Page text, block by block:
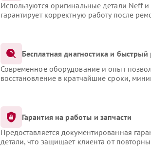
Используются оригинальные детали Neff
гарантирует корректную работу после
Бесплатная диагностика и
Современное оборудование и опыт
восстановление в кратчайшие сроки,
Гарантия на работы и запчасти
Предоставляется документированная
детали, что защищает клиента от